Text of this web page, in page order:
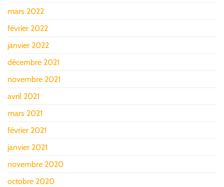
mars 2022
février 2022
janvier 2022
décembre 2021
novembre 2021
avril 2021
mars 2021
février 2021
janvier 2021
novembre 2020
octobre 2020